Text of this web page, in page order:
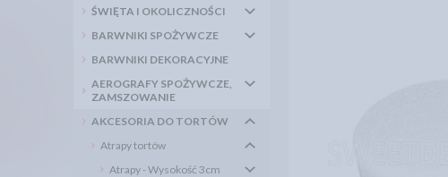
ŚWIĘTA I OKOLICZNOŚCI
BARWNIKI SPOŻYWCZE
BARWNIKI DEKORACYJNE
AEROGRAFY SPOŻYWCZE,
ZAMSZOWANIE
AKCESORIA DO TORTÓW
Atrapy tortów
Atrapy - Wysokość 3cm